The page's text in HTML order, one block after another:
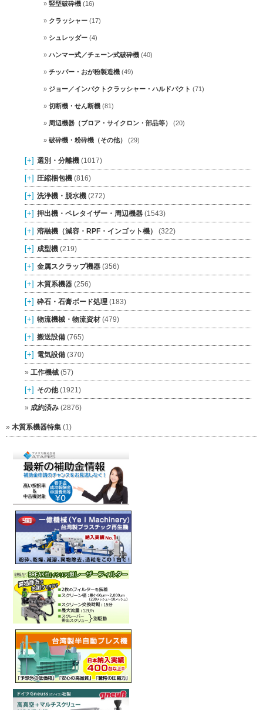
竪型破砕機 (16)
クラッシャー (17)
シュレッダー (4)
ハンマー式／チェーン式破砕機 (40)
チッパー・おが粉製造機 (49)
ジョー／インパクトクラッシャー・ハルドパクト (71)
切断機・せん断機 (81)
周辺機器（ブロア・サイクロン・部品等） (20)
破砕機・粉砕機（その他） (29)
[+] 選別・分離機 (1017)
[+] 圧縮梱包機 (816)
[+] 洗浄機・脱水機 (272)
[+] 押出機・ペレタイザー・周辺機器 (1543)
[+] 溶融機（減容・RPF・インゴット機） (322)
[+] 成型機 (219)
[+] 金属スクラップ機器 (356)
[+] 木質系機器 (256)
[+] 砕石・石膏ボード処理 (183)
[+] 物流機械・物流資材 (479)
[+] 搬送設備 (765)
[+] 電気設備 (370)
工作機械 (57)
[+] その他(1921)
成約済み (2876)
木質系機器特集 (1)